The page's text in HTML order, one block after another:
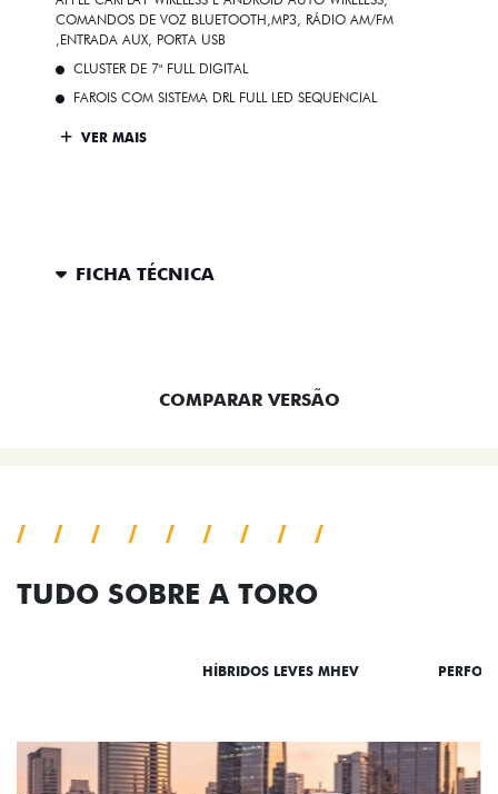
COMANDOS DE VOZ BLUETOOTH,MP3, RÁDIO AM/FM
,ENTRADA AUX, PORTA USB
CLUSTER DE 7" FULL DIGITAL
FAROIS COM SISTEMA DRL FULL LED SEQUENCIAL
VER MAIS
FICHA TÉCNICA
COMPARAR VERSÃO
TUDO SOBRE A TORO
HÍBRIDOS LEVES MHEV